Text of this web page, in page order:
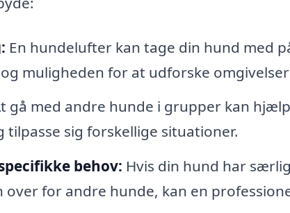
En hundelufter kan tage din hund med
muligheden for at udforske
gå med andre hunde i grupper kan
sig forskellige situationer.
behov: Hvis din hund har
over for andre hunde, kan en